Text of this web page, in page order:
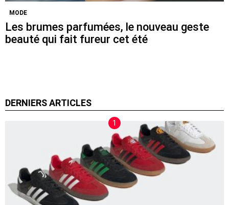
MODE
Les brumes parfumées, le nouveau geste
beauté qui fait fureur cet été
DERNIERS ARTICLES